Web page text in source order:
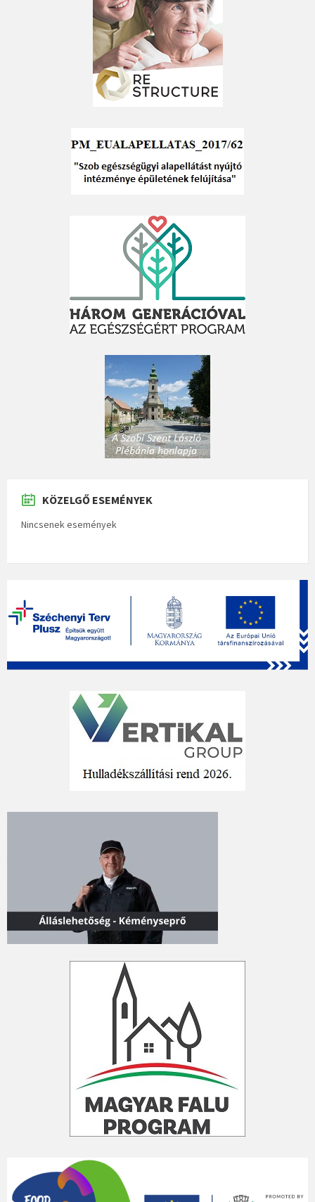
KÖZELGŐ ESEMÉNYEK
Nincsenek események